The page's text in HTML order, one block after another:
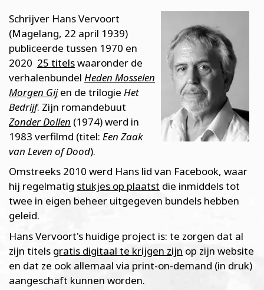
Schrijver Hans Vervoort
(Magelang, 22 april 1939)
publiceerde tussen 1970 en
2020 25 titelswaaronder de
verhalenbundel Heden Mosselen
Morgen Gijen de trilogie Het
Bedrijf. Zijn romandebuut
Zonder Dollen (1974) werd in
1983 verfilmd (titel: Een Zaak
van Leven of Dood).
Omstreeks 2010 werd Hans lid van Facebook, waar
hij regelmatig stukjes op plaatst die inmiddels tot
twee in eigen beheer uitgegeven bundels hebben
geleid.
Hans Vervoort's huidige project is: te zorgen dat al
zijn titels gratis digitaal te krijgen zijn op zijn website
en dat ze ook allemaal via print-on-demand (in druk)
aangeschaft kunnen worden.